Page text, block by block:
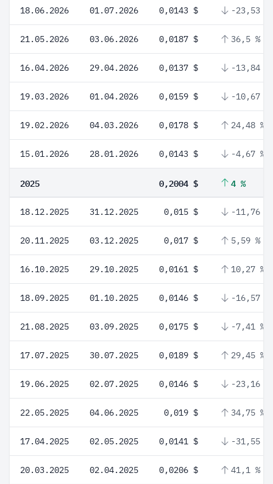
18.06.2026 01.07.2026 0,0143 $ -23,53 %
21.05.2026 03.06.2026 0,0187 $ 36,5 %
16.04.2026 29.04.2026 0,0137 $ -13,84 %
19.03.2026 01.04.2026 0,0159 $ -10,67 %
19.02.2026 04.03.2026 0,0178 $ 24,48 %
15.01.2026 28.01.2026 0,0143 $ -4,67 %
2025 0,2004 $ 4 %
18.12.2025 31.12.2025 0,015 $ -11,76 %
20.11.2025 03.12.2025 0,017 $ 5,59 %
16.10.2025 29.10.2025 0,0161 $ 10,27 %
18.09.2025 01.10.2025 0,0146 $ -16,57 %
21.08.2025 03.09.2025 0,0175 $ -7,41 %
17.07.2025 30.07.2025 0,0189 $ 29,45 %
19.06.2025 02.07.2025 0,0146 $ -23,16 %
22.05.2025 04.06.2025 0,019 $ 34,75 %
17.04.2025 02.05.2025 0,0141 $ -31,55 %
20.03.2025 02.04.2025 0,0206 $ 41,1 %